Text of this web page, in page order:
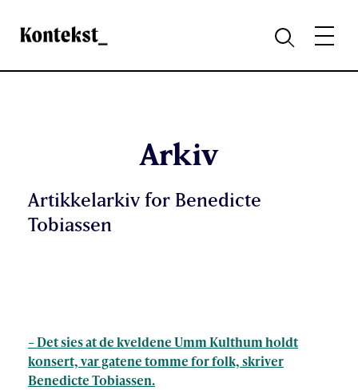
Kontekst
SØKMENY
Arkiv
Artikkelarkiv for Benedicte
Tobiassen
– Det sies at de kveldene Umm Kulthum holdt
konsert, var gatene tomme for folk, skriver
Benedicte Tobiassen.